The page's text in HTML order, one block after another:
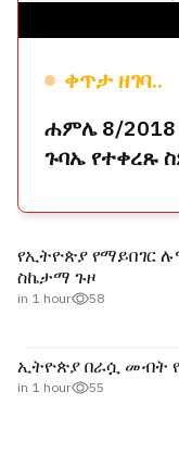
የኢትዮጵያ የማይበገር
ስኬታማ ጉዞ
in 1 hour 58
ኢትዮጵያ በራሷ መብት
in 1 hour 55
ቀጥታ ዘገባ..
ሐምሌ 8/2018
ጉባኤ የተቀረጹ